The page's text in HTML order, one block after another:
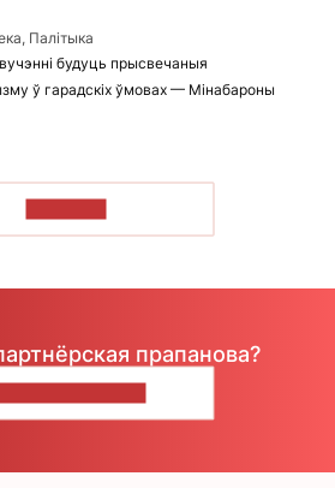
Палітыка
будуць прысвечаныя
ў гарадскіх ўмовах — Мінабароны
прапанова?